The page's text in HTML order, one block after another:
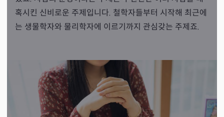
혹시킨 신비로운 주제입니다. 철학자들부터 시작해 최근에
는 생물학자와 물리학자에 이르기까지 관심갖는 주제죠.